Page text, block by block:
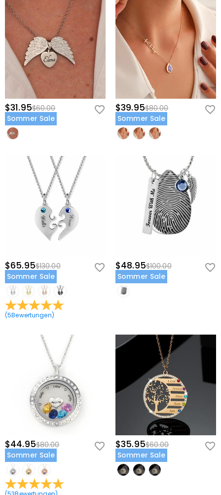
$31.95$60.00
Sommer Sale
$39.95$80.00
Sommer Sale
$65.95$130.00
Sommer Sale
(5Bewertungen)
$48.95$100.00
Sommer Sale
$44.95$80.00
Sommer Sale
$35.95$60.00
Sommer Sale